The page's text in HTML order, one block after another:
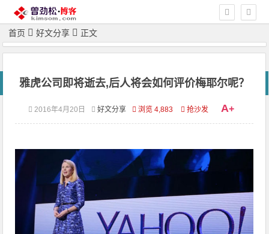
首页 好文分享 正文
雅虎公司即将逝去,后人将会如何评价梅耶尔呢？
2016年4月20日 好文分享 浏览 4,883 抢沙发 A+